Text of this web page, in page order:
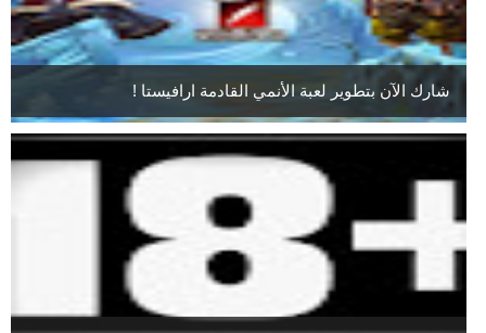
شارك الآن بتطوير لعبة الأنمي القادمة ارافيستا !